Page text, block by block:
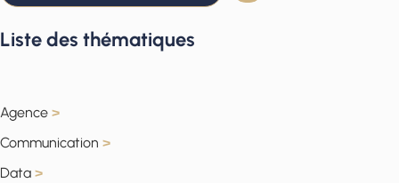
Liste des thématiques
Agence >
Communication >
Data >